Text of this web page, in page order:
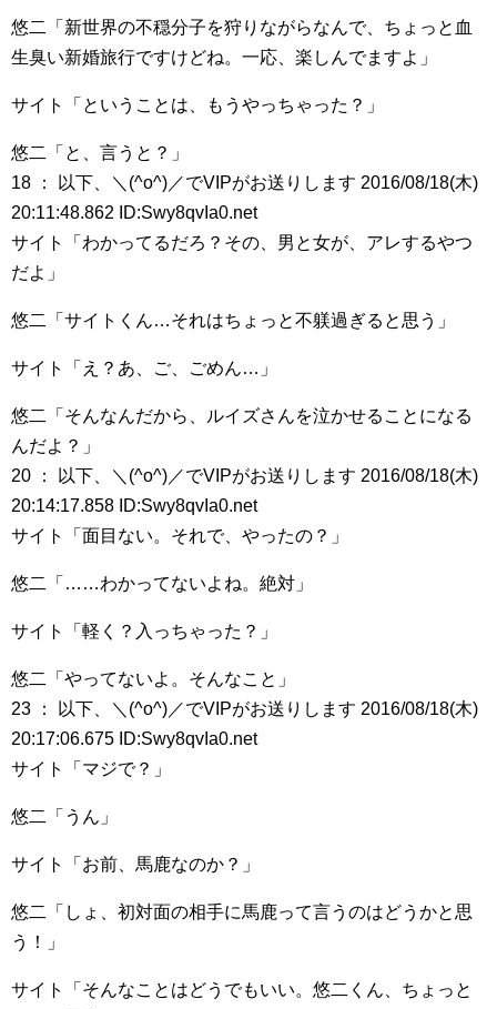
悠二「新世界の不穏分子を狩りながらなんで、ちょっと血
生臭い新婚旅行ですけどね。一応、楽しんでますよ」
サイト「ということは、もうやっちゃった？」
悠二「と、言うと？」
18 ： 以下、＼(^o^)／でVIPがお送りします 2016/08/18(木)
20:11:48.862 ID:Swy8qvIa0.net
サイト「わかってるだろ？その、男と女が、アレするやつ
だよ」
悠二「サイトくん…それはちょっと不躾過ぎると思う」
サイト「え？あ、ご、ごめん…」
悠二「そんなんだから、ルイズさんを泣かせることになる
んだよ？」
20 ： 以下、＼(^o^)／でVIPがお送りします 2016/08/18(木)
20:14:17.858 ID:Swy8qvIa0.net
サイト「面目ない。それで、やったの？」
悠二「……わかってないよね。絶対」
サイト「軽く？入っちゃった？」
悠二「やってないよ。そんなこと」
23 ： 以下、＼(^o^)／でVIPがお送りします 2016/08/18(木)
20:17:06.675 ID:Swy8qvIa0.net
サイト「マジで？」
悠二「うん」
サイト「お前、馬鹿なのか？」
悠二「しょ、初対面の相手に馬鹿って言うのはどうかと思
う！」
サイト「そんなことはどうでもいい。悠二くん、ちょっと